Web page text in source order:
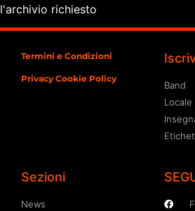
l'archivio richiesto
Termini e Condizioni
Privacy Cookie Policy
Band
Locale
Sezioni
News